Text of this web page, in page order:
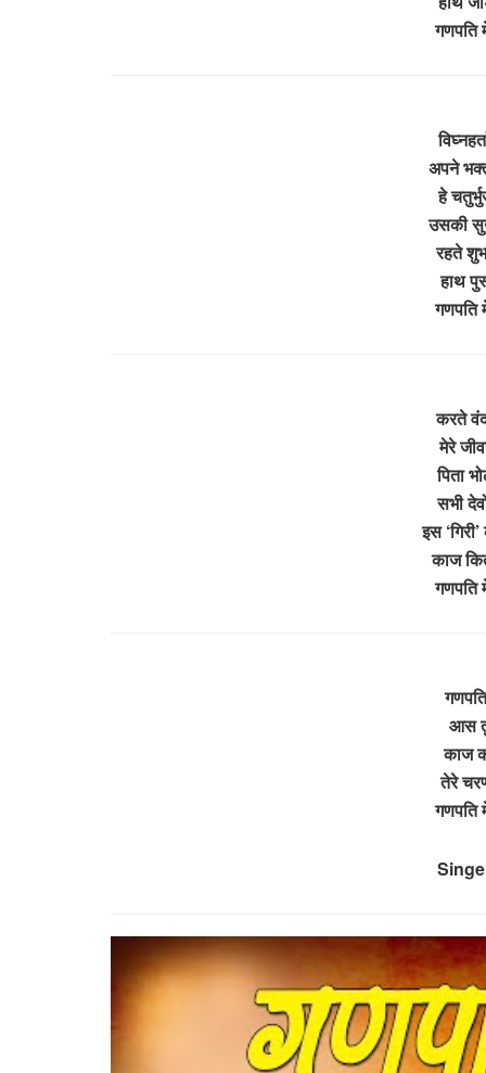
गणपति
अपने
हे
उसकी
रहते
हाथ
गणपति
करते
मेरे
पिता
सभी
इस
काज
गणपति
आस
काज
तेरे
गणपति